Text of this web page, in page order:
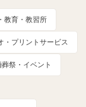
教育・教習所
・プリントサービス
祭・イベント